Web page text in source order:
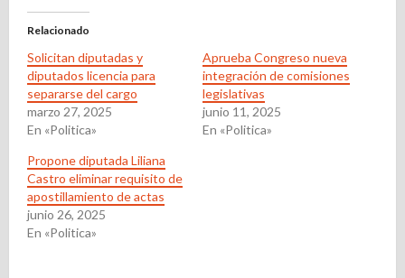
Relacionado
Solicitan diputadas y
diputados licencia para
separarse del cargo
marzo 27, 2025
En «Politica»
Aprueba Congreso nueva
integración de comisiones
legislativas
junio 11, 2025
En «Politica»
Propone diputada Liliana
Castro eliminar requisito de
apostillamiento de actas
junio 26, 2025
En «Politica»